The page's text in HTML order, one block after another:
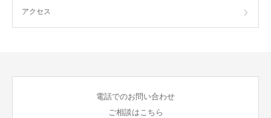
アクセス
電話でのお問い合わせ
ご相談はこちら